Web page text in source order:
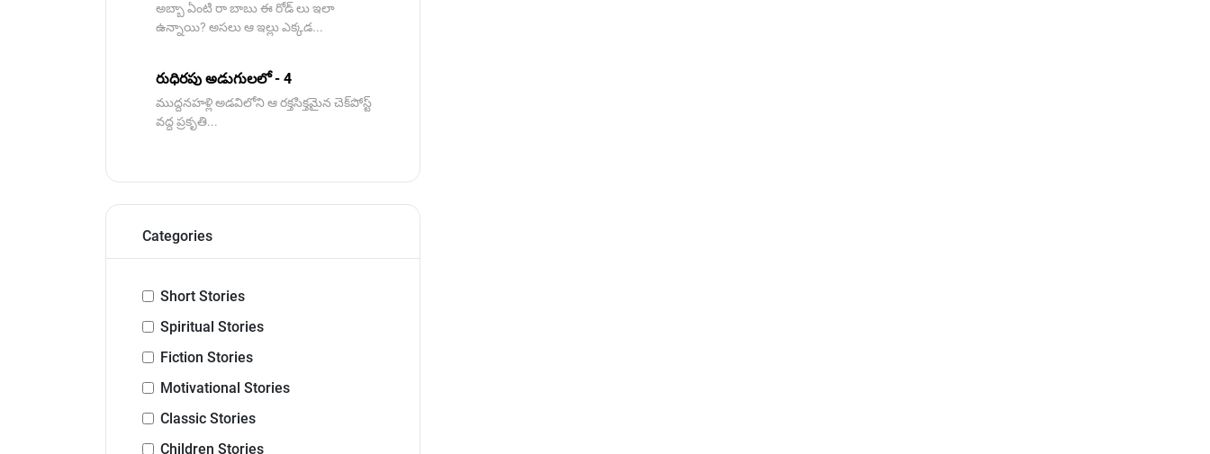
అబ్బా ఏంటి రా బాబు ఈ రోడ్ లు ఇలా
ఉన్నాయి? అసలు ఆ ఇల్లు ఎక్కడ...
రుధిరపు అడుగులలో - 4
ముద్దనహళ్లి అడవిలోని ఆ రక్తసిక్తమైన చెక్‌పోస్ట్
వద్ద ప్రకృతి...
Categories
Short Stories
Spiritual Stories
Fiction Stories
Motivational Stories
Classic Stories
Children Stories